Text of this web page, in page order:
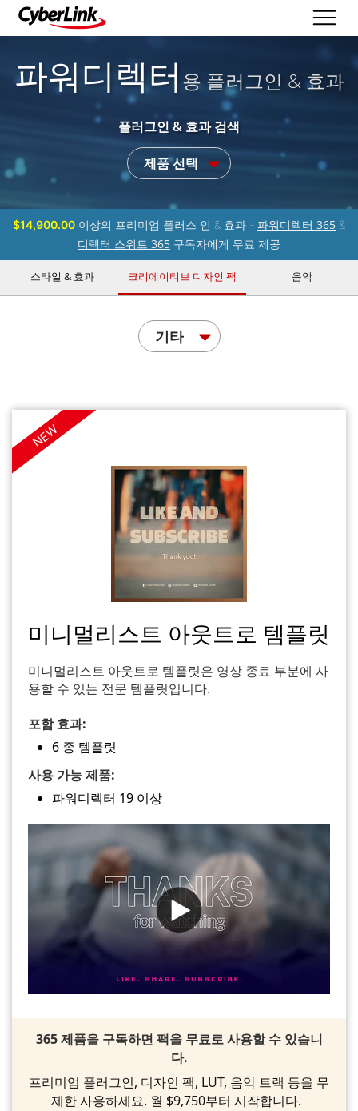
파워디렉터 용 플러그인 & 효과
플러그인 & 효과 검색
제품 선택
$14,900.00 이상의 프리미엄 플러스 인 & 효과 - 파워디렉터 365 &
디렉터 스위트 365 구독자에게 무료 제공
스타일 & 효과 크리에이티브 디자인 팩 음악
기타
NEW
미니멀리스트 아웃트로 템플릿
미니멀리스트 아웃트로 템플릿은 영상 종료 부분에 사
용할 수 있는 전문 템플릿입니다.
포함 효과:
6 종 템플릿
사용 가능 제품:
파워디렉터 19 이상
365 제품을 구독하면 팩을 무료로 사용할 수 있습니
다.
프리미엄 플러그인, 디자인 팩, LUT, 음악 트랙 등을 무
제한 사용하세요. 월 $9,750부터 시작합니다.